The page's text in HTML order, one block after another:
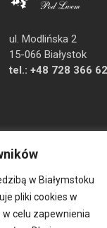
w Białymstoku
pliki cookies w
w celu zapewnienia
ul. Modlińska 2
15-066 Białystok
tel.: +48 728 366